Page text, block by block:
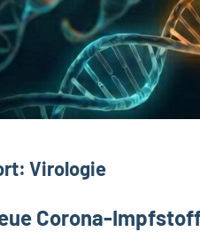
Virologie
Corona-